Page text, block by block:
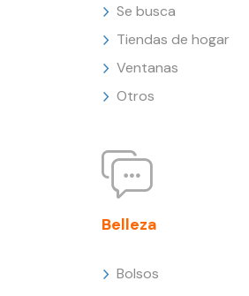
Se busca
Tiendas de hogar
Ventanas
Otros
Belleza
Bolsos